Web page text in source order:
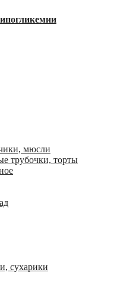
мюсли
трубочки, торты
сухарики